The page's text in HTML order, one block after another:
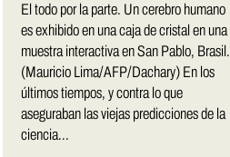
El todo por la parte. Un cerebro humano
es exhibido en una caja de cristal en una
muestra interactiva en San Pablo, Brasil.
(Mauricio Lima/AFP/Dachary) En los
últimos tiempos, y contra lo que
aseguraban las viejas predicciones de la
ciencia...